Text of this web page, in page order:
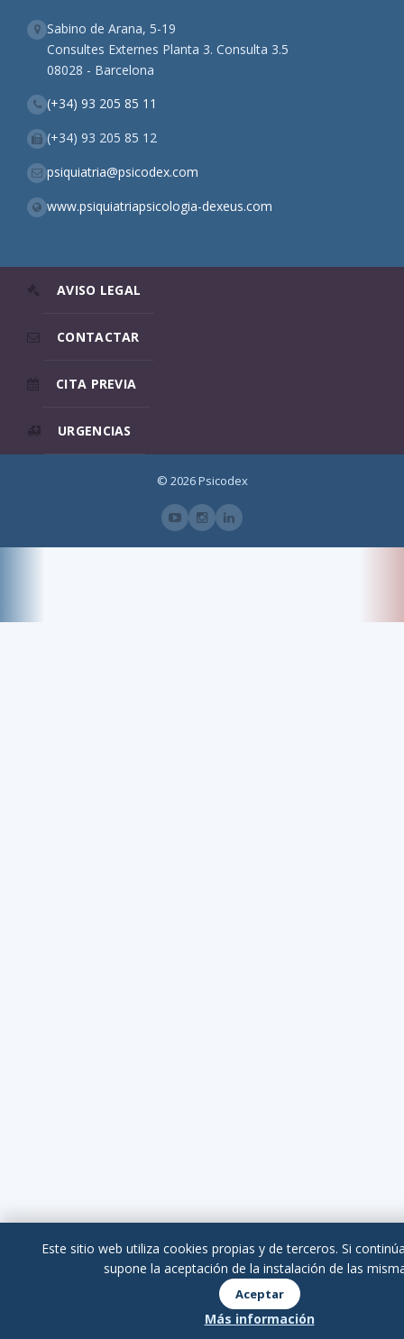
Sabino de Arana, 5-19
Consultes Externes Planta 3. Consulta 3.5
08028 - Barcelona
(+34) 93 205 85 11
(+34) 93 205 85 12
psiquiatria@psicodex.com
www.psiquiatriapsicologia-dexeus.com
AVISO LEGAL
CONTACTAR
CITA PREVIA
URGENCIAS
© 2026 Psicodex
Este sitio web utiliza cookies propias y de terceros. Si
supone la aceptación de la instalación de las
Aceptar
Más información